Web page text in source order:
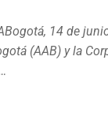
​14​ de
(AAB) y la